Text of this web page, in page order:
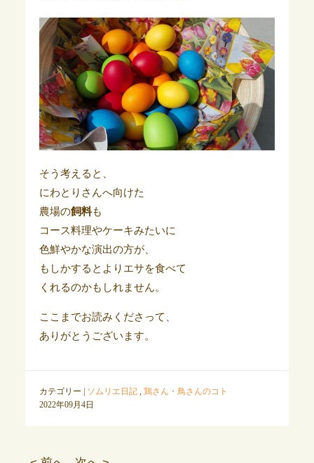
そう考えると、
にわとりさんへ向けた
農場の飼料も
コース料理やケーキみたいに
色鮮やかな演出の方が、
もしかするとよりエサを食べて
くれるのかもしれません。
ここまでお読みくださって、
ありがとうございます。
カテゴリー | ソムリエ日記, 鶏さん・鳥さんのコト
2022年09月4日